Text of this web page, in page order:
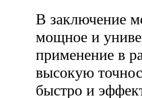
В заключение
мощное и
применение в
высокую
быстро и